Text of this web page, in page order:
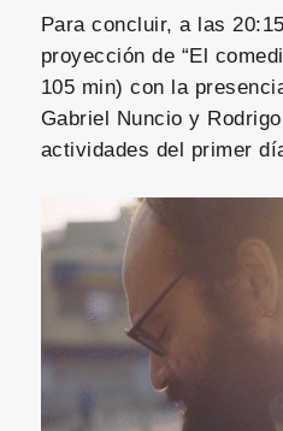
Para concluir, a las
proyección de “El
105 min) con la
Gabriel Nuncio y
actividades del primer